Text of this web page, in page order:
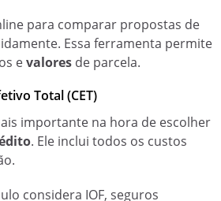
para comparar propostas de
Essa ferramenta permite
evalores de parcela.
Total (CET)
importante na hora de escolher
. Ele inclui todos os custos
considera IOF, seguros